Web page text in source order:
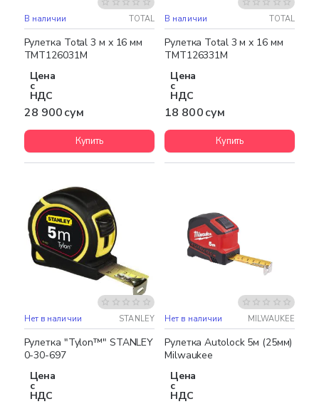
В наличии TOTAL
Рулетка Total 3 м х 16 мм
TMT126031M
Цена
с
НДС
28 900 сум
Купить
В наличии TOTAL
Рулетка Total 3 м х 16 мм
TMT126331M
Цена
с
НДС
18 800 сум
Купить
Нет в наличии STANLEY
Рулетка "Tylon™" STANLEY
0-30-697
Цена
с
НДС
Нет в наличии MILWAUKEE
Рулетка Autolock 5м (25мм)
Milwaukee
Цена
с
НДС